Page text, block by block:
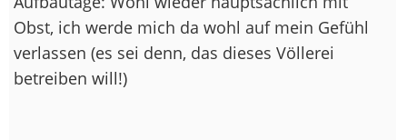
Obst, ich werde mich da wohl auf mein Gefühl
verlassen (es sei denn, das dieses Völlerei
betreiben will!)